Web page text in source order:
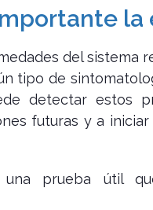
la
del sistema
tipo de
detectar estos
futuras y a
una prueba útil